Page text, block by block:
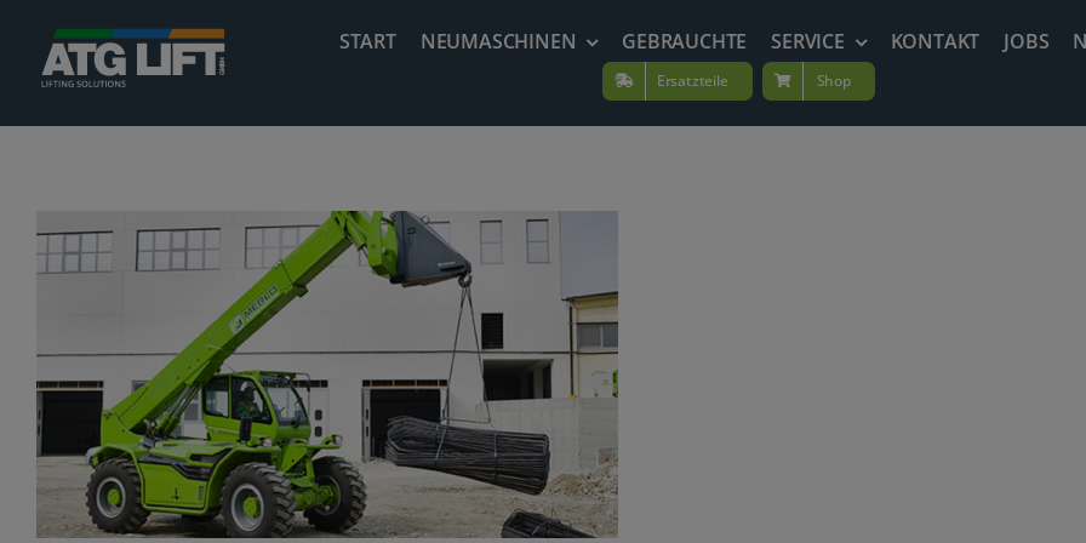
Inhalt
springen
START NEUMASCHINEN GEBRAUCHTE SERVICE KONTAKT JOBS
Ersatzteile Shop